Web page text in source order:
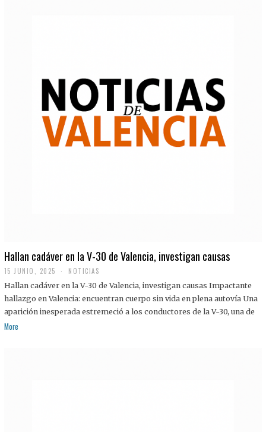
Hallan cadáver en la V-30 de Valencia, investigan causas
15 JUNIO, 2025 NOTICIAS
Hallan cadáver en la V-30 de Valencia, investigan causas Impactante
hallazgo en Valencia: encuentran cuerpo sin vida en plena autovía Una
aparición inesperada estremeció a los conductores de la V-30, una de
More